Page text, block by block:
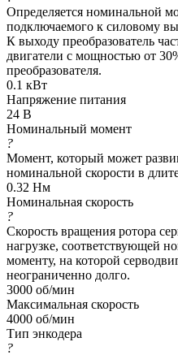
Определяется номинальной
подключаемого к силовому
К выходу преобразователь
двигатели с мощностью от
преобразователя.
0.1 кВт
Напряжение питания
24 В
Номинальный момент
?
Момент, который может
номинальной скорости в
0.32 Нм
Номинальная скорость
?
Скорость вращения ротора
нагрузке, соответствующей
моменту, на которой
неограниченно долго.
3000 об/мин
Максимальная скорость
4000 об/мин
Тип энкодера
?